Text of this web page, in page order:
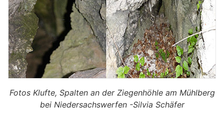
Fotos Klufte, Spalten an der Ziegenhöhle am Mühlberg
bei Niedersachswerfen -Silvia Schäfer